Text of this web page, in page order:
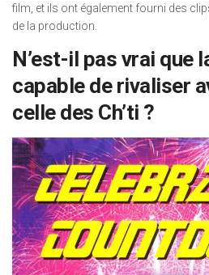
film, et ils ont également fourni des
de la production.
N’est-il pas vrai que
capable de rivaliser
celle des Ch’ti ?